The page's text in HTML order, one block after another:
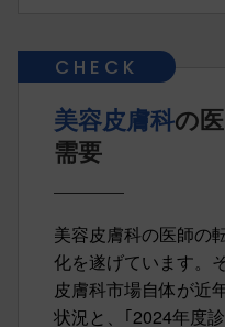
美容皮膚科の
需要
美容皮膚科の医師の
化を遂げています。
皮膚科市場自体が近
状況と、｢2024年度